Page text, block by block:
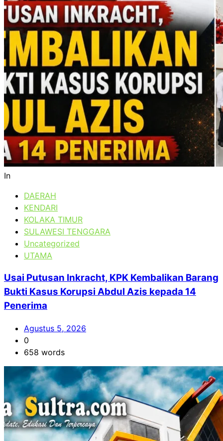
In
DAERAH
KENDARI
KOLAKA TIMUR
SULAWESI TENGGARA
Uncategorized
UTAMA
Usai Putusan Inkracht, KPK Kembalikan Barang
Bukti Kasus Korupsi Abdul Azis kepada 14
Penerima
Agustus 5, 2026
0
658 words